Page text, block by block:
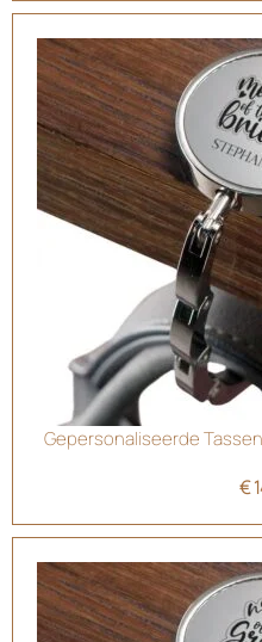
Gepersonaliseerde
€